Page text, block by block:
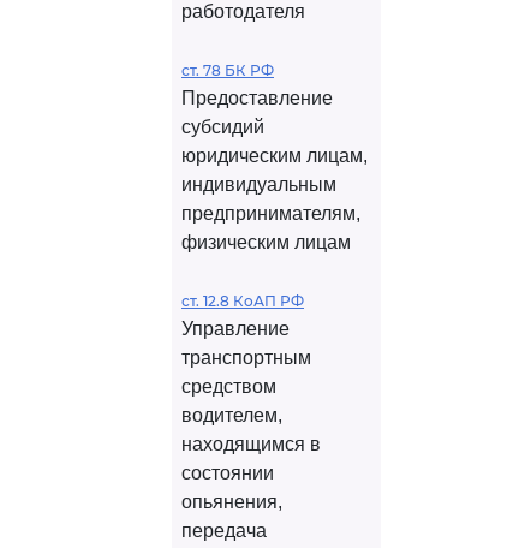
работодателя
ст. 78 БК РФ
Предоставление
субсидий
юридическим лицам,
индивидуальным
предпринимателям,
физическим лицам
ст. 12.8 КоАП РФ
Управление
транспортным
средством
водителем,
находящимся в
состоянии
опьянения,
передача